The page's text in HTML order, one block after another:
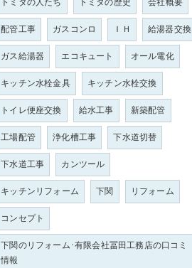
配管工事
ガスコンロ ＩＨ
給湯器交換
ガス給湯器
エコキュート
オール電化
キッチン水栓金具
キッチン水栓交換
トイレ便座交換
給水工事
新築配管
工場配管
浄化槽工事
下水道切替
下水道工事
カンツール
キッチンリフォーム
下関
リフォーム
コンセプト
下関のリフォーム･有限会社冨田工務店の口コミ
情報